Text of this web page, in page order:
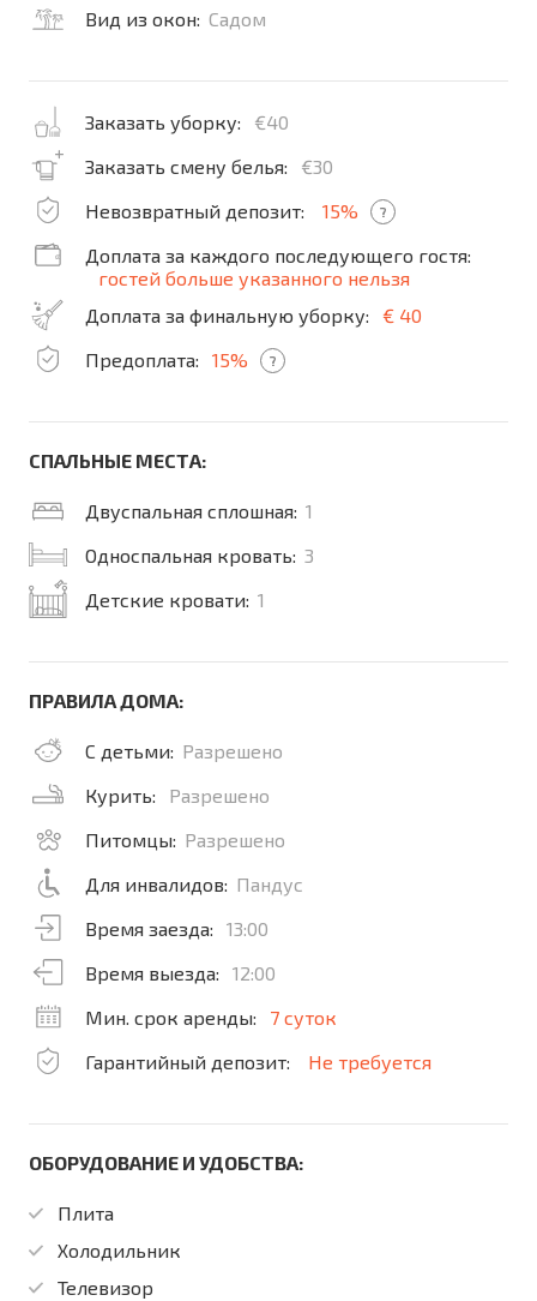
Вид из окон: Садом
Заказать уборку:
€40
Заказать смену белья:
€30
Невозвратный депозит:
15% ?
Доплата за каждого последующего гостя:
гостей больше указанного нельзя
Доплата за финальную уборку:
€ 40
Предоплата:
15% ?
СПАЛЬНЫЕ МЕСТА:
Двуспальная сплошная: 1
Односпальная кровать: 3
Детские кровати: 1
ПРАВИЛА ДОМА:
С детьми: Разрешено
Курить:
Разрешено
Питомцы: Разрешено
Для инвалидов: Пандус
Время заезда:
13:00
Время выезда:
12:00
Мин. срок аренды:
7 суток
Гарантийный депозит:
Не требуется
ОБОРУДОВАНИЕ И УДОБСТВА:
Плита
Холодильник
Телевизор